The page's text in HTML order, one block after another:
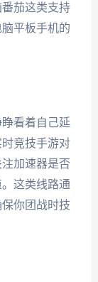
茄这类支持
平板手机的
看着自己延
竞技手游对
加速器是否
这类线路通
你团战时技